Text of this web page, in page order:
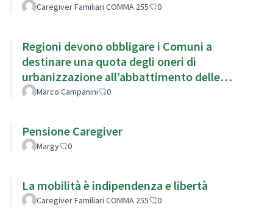
Caregiver Familiari COMMA 255 0
Regioni devono obbligare i Comuni a
destinare una quota degli oneri di
urbanizzazione all’abbattimento delle
barriere architettoniche.
Marco Campanini 0
Pensione Caregiver
Margy 0
La mobilità è indipendenza e libertà
Caregiver Familiari COMMA 255 0